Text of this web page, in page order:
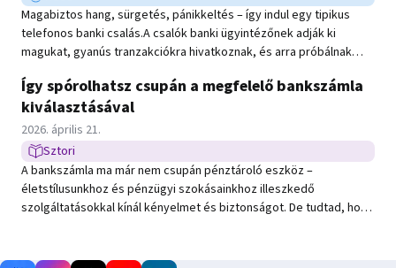
Magabiztos hang, sürgetés, pánikkeltés – így indul egy tipikus
telefonos banki csalás.A csalók banki ügyintézőnek adják ki
magukat, gyanús tranzakciókra hivatkoznak, és arra próbálnak
megtudhatod, melyek azok a mondatok, amiknél azonnal
gyanakodni kell.
Így spórolhatsz csupán a megfelelő bankszámla
kiválasztásával
Közzétéve:
2026. április 21.
Sztori
Sztori típusú hír
A bankszámla ma már nem csupán pénztároló eszköz –
életstílusunkhoz és pénzügyi szokásainkhoz illeszkedő
szolgáltatásokkal kínál kényelmet és biztonságot. De tudtad, hogy
érdemes legalább évente egyszer ellenőrizni, hogy a számlád